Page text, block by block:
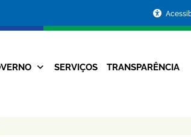
Navegação
SERVIÇOS TRANSPARÊNCIA